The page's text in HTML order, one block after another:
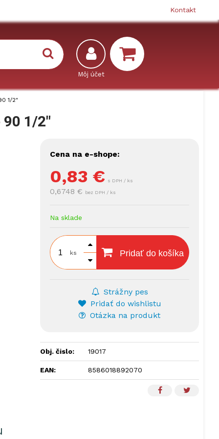
Kontakt
1/2"
1/2"
Cena na e-shope:
0,83 € s DPH / ks
0,6748 € bez DPH / ks
Na sklade
ks Pridať do košíka
Strážny pes
Pridať do wishlistu
Otázka na produkt
Obj. čislo: 19017
EAN: 8586018892070